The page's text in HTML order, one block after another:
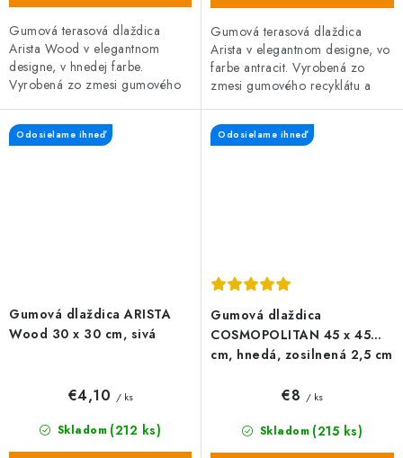
Gumová terasová dlaždica
Arista Wood v elegantnom
designe, v hnedej farbe.
Vyrobená zo zmesi gumového
zaručuje vysokú odolnosť a
dlhú...
Gumová terasová dlaždica
Arista v elegantnom designe, vo
farbe antracit. Vyrobená zo
zmesi gumového recyklátu a
vysokú odolnosť a dlhú...
Gumová dlaždica ARISTA
Wood 30 x 30 cm, sivá
Odosielame ihneď
Skladom (212 ks)
€4,10 / ks
Gumová dlaždica
COSMOPOLITAN 45 x 45
cm, hnedá, zosilnená 2,5 cm
Odosielame ihneď
Skladom (215 ks)
€8 / ks